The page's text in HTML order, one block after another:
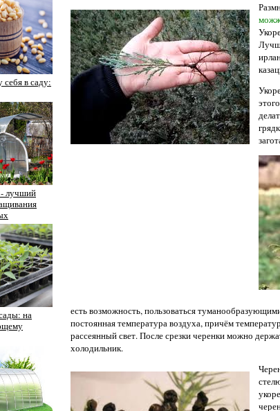
в саду:
лучший
на
есть возможность, пользоваться
постоянная температура воздуха, причём
рассеянный свет. После срезки черенки можно
холодильник.